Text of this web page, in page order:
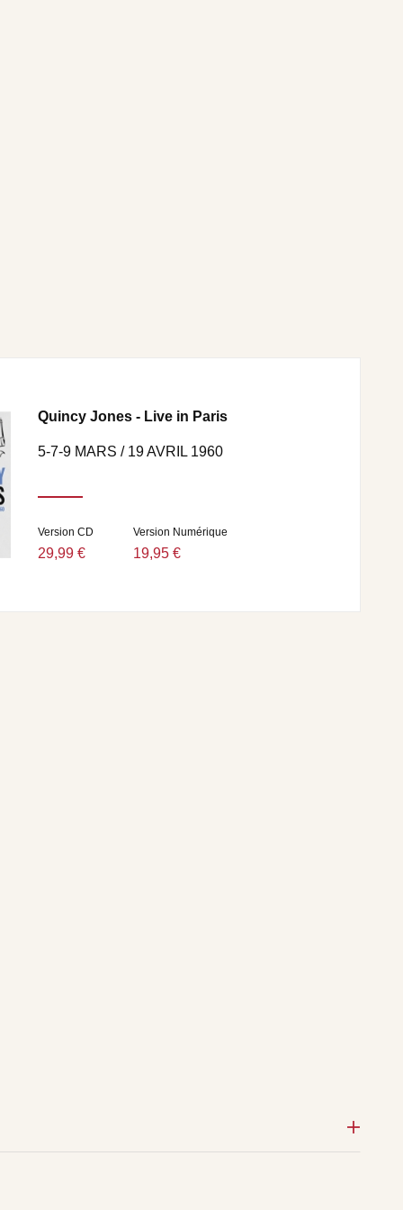
Quincy Jones - Live in Paris
5-7-9 MARS / 19 AVRIL 1960
Version CD
29,99 €
Version Numérique
19,95 €